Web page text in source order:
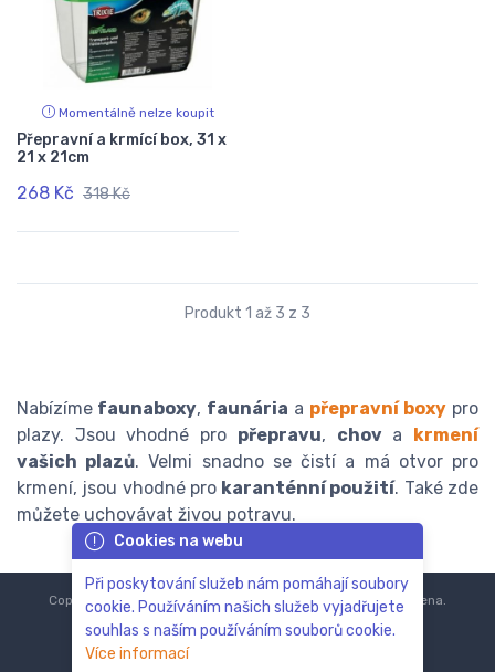
Momentálně nelze koupit
Přepravní a krmící box, 31 x
21 x 21cm
268 Kč 318 Kč
Produkt 1 až 3 z 3
Nabízíme faunaboxy, faunária a přepravní boxy pro
plazy. Jsou vhodné pro přepravu, chov a krmení
vašich plazů. Velmi snadno se čistí a má otvor pro
krmení, jsou vhodné pro karanténní použití. Také zde
můžete uchovávat živou potravu.
Cookies na webu
Při poskytování služeb nám pomáhají soubory
cookie. Používáním našich služeb vyjadřujete
souhlas s naším používáním souborů cookie.
Více informací
Copyright © 2018-2024ZoOo.cz®Všechna práva vyhrazena.